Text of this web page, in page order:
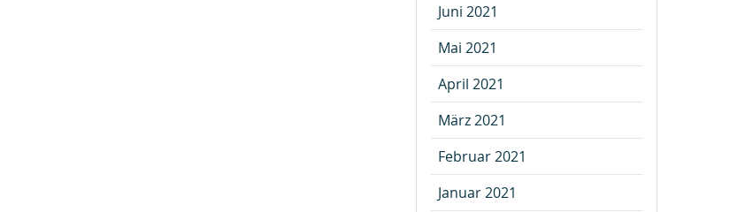
Juni 2021
Mai 2021
April 2021
März 2021
Februar 2021
Januar 2021